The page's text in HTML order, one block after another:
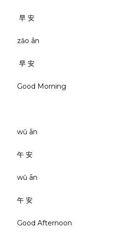
早 安
zǎo ān
早 安
Good Morning
wǔ ān
午 安
wǔ ān
午 安
Good Afternoon